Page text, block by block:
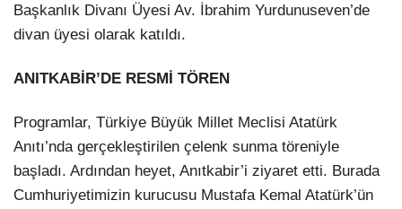
Başkanlık Divanı Üyesi Av. İbrahim Yurdunuseven’de
divan üyesi olarak katıldı.
ANITKABİR’DE RESMİ TÖREN
Programlar, Türkiye Büyük Millet Meclisi Atatürk
Anıtı’nda gerçekleştirilen çelenk sunma töreniyle
başladı. Ardından heyet, Anıtkabir’i ziyaret etti. Burada
Cumhuriyetimizin kurucusu Mustafa Kemal Atatürk’ün